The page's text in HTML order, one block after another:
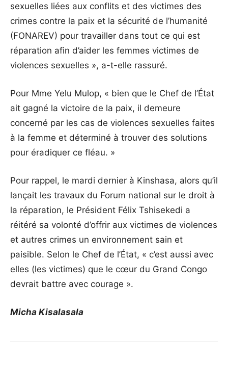
sexuelles liées aux conflits et des victimes des
crimes contre la paix et la sécurité de l’humanité
(FONAREV) pour travailler dans tout ce qui est
réparation afin d’aider les femmes victimes de
violences sexuelles », a-t-elle rassuré.
Pour Mme Yelu Mulop, « bien que le Chef de l’État
ait gagné la victoire de la paix, il demeure
concerné par les cas de violences sexuelles faites
à la femme et déterminé à trouver des solutions
pour éradiquer ce fléau. »
Pour rappel, le mardi dernier à Kinshasa, alors qu’il
lançait les travaux du Forum national sur le droit à
la réparation, le Président Félix Tshisekedi a
réitéré sa volonté d’offrir aux victimes de violences
et autres crimes un environnement sain et
paisible. Selon le Chef de l’État, « c’est aussi avec
elles (les victimes) que le cœur du Grand Congo
devrait battre avec courage ».
Micha Kisalasala